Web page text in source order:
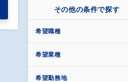
その他の条件で探す
希望職種
希望業種
希望勤務地